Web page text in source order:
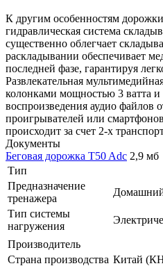
К другим особенностям дорожки
гидравлическая система
существенно облегчает
раскладывании обеспечивает
последней фазе, гарантируя
Развлекательная
колонками мощностью 3 ватта
воспроизведения аудио файлов
проигрывателей или
происходит за счет 2-х
Документы
Беговая дорожка T50 Adc 2,9 мб
Тип
Предназначение
тренажера
Тип системы
нагружения
Производитель
Страна производства Китай